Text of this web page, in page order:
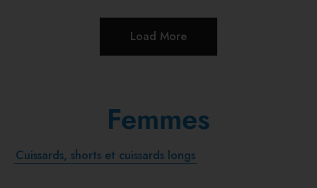
Load More
Femmes
Cuissards, shorts et cuissards longs